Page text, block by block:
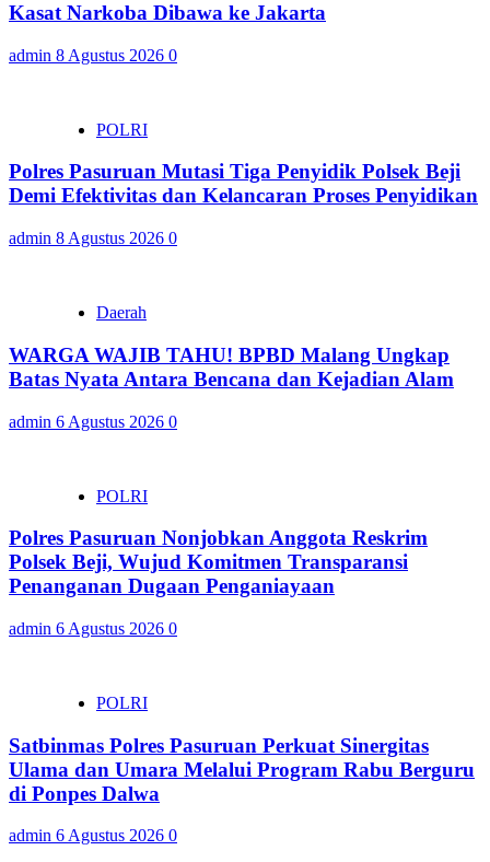
Kasat Narkoba Dibawa ke Jakarta
admin 8 Agustus 2026 0
POLRI
Polres Pasuruan Mutasi Tiga Penyidik Polsek Beji
Demi Efektivitas dan Kelancaran Proses Penyidikan
admin 8 Agustus 2026 0
Daerah
WARGA WAJIB TAHU! BPBD Malang Ungkap
Batas Nyata Antara Bencana dan Kejadian Alam
admin 6 Agustus 2026 0
POLRI
Polres Pasuruan Nonjobkan Anggota Reskrim
Polsek Beji, Wujud Komitmen Transparansi
Penanganan Dugaan Penganiayaan
admin 6 Agustus 2026 0
POLRI
Satbinmas Polres Pasuruan Perkuat Sinergitas
Ulama dan Umara Melalui Program Rabu Berguru
di Ponpes Dalwa
admin 6 Agustus 2026 0